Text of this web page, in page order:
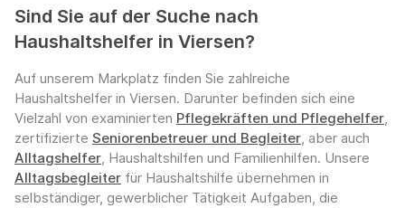
Sind Sie auf der Suche nach
Haushaltshelfer in Viersen?
Auf unserem Markplatz finden Sie zahlreiche
Haushaltshelfer in Viersen. Darunter befinden sich eine
Vielzahl von examinierten Pflegekräften und Pflegehelfer,
zertifizierte Seniorenbetreuer und Begleiter, aber auch
Alltagshelfer, Haushaltshilfen und Familienhilfen. Unsere
Alltagsbegleiter für Haushaltshilfe übernehmen in
selbständiger, gewerblicher Tätigkeit Aufgaben, die